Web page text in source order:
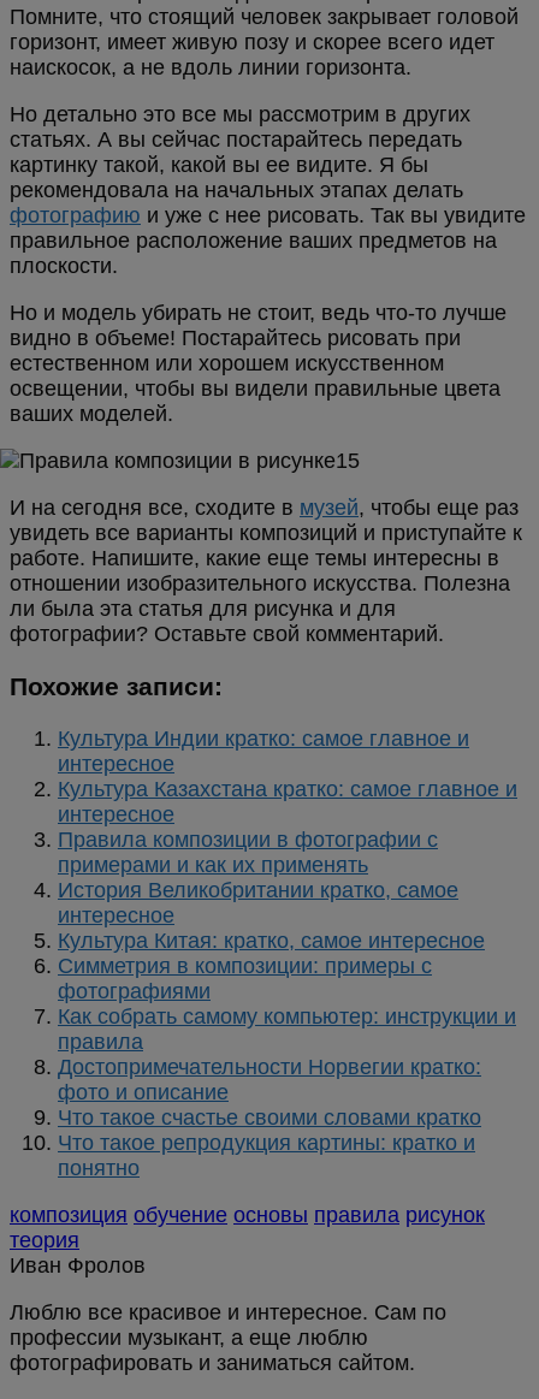
Помните, что стоящий человек закрывает головой
горизонт, имеет живую позу и скорее всего идет
наискосок, а не вдоль линии горизонта.
Но детально это все мы рассмотрим в других
статьях. А вы сейчас постарайтесь передать
картинку такой, какой вы ее видите. Я бы
рекомендовала на начальных этапах делать
фотографию и уже с нее рисовать. Так вы увидите
правильное расположение ваших предметов на
плоскости.
Но и модель убирать не стоит, ведь что-то лучше
видно в объеме! Постарайтесь рисовать при
естественном или хорошем искусственном
освещении, чтобы вы видели правильные цвета
ваших моделей.
И на сегодня все, сходите в музей, чтобы еще раз
увидеть все варианты композиций и приступайте к
работе. Напишите, какие еще темы интересны в
отношении изобразительного искусства. Полезна
ли была эта статья для рисунка и для
фотографии? Оставьте свой комментарий.
Похожие записи:
Культура Индии кратко: самое главное и
интересное
Культура Казахстана кратко: самое главное и
интересное
Правила композиции в фотографии с
примерами и как их применять
История Великобритании кратко, самое
интересное
Культура Китая: кратко, самое интересное
Симметрия в композиции: примеры с
фотографиями
Как собрать самому компьютер: инструкции и
правила
Достопримечательности Норвегии кратко:
фото и описание
Что такое счастье своими словами кратко
Что такое репродукция картины: кратко и
понятно
композиция обучение основы правила рисунок
теория
Иван Фролов
Люблю все красивое и интересное. Сам по
профессии музыкант, а еще люблю
фотографировать и заниматься сайтом.